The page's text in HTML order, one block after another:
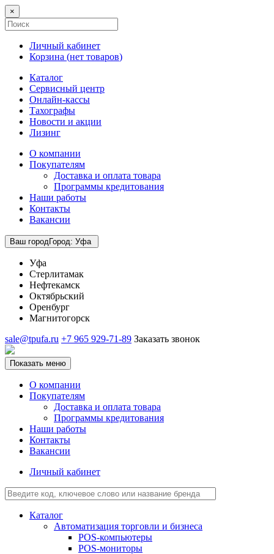
×
Личный кабинет
Корзина (нет товаров)
Каталог
Сервисный центр
Онлайн-кассы
Тахографы
Новости и акции
Лизинг
О компании
Покупателям
Доставка и оплата товара
Программы кредитования
Наши работы
Контакты
Вакансии
Ваш городГород: Уфа
Уфа
Стерлитамак
Нефтекамск
Октябрьский
Оренбург
Магнитогорск
sale@tpufa.ru +7 965 929-71-89 Заказать звонок
Показать меню
О компании
Покупателям
Доставка и оплата товара
Программы кредитования
Наши работы
Контакты
Вакансии
Личный кабинет
Каталог
Автоматизация торговли и бизнеса
POS-компьютеры
POS-мониторы